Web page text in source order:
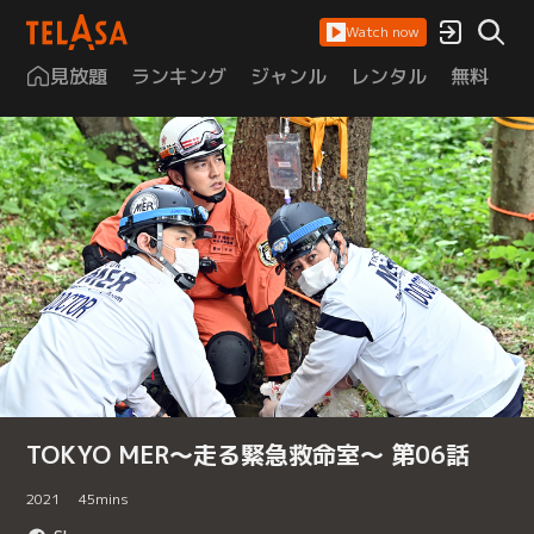
Watch now
見放題 ランキング ジャンル レンタル 無料
TOKYO MER～走る緊急救命室～ 第06話
2021 45mins